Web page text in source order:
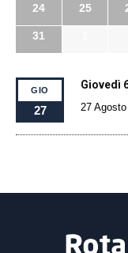
24 25
31
GIO
27
Giovedì
27 Agosto